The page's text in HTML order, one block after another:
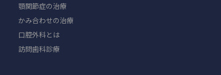
顎関節症の治療
かみ合わせの治療
口腔外科とは
訪問歯科診療